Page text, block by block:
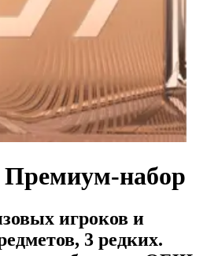
набор
игроков и
3 редких.